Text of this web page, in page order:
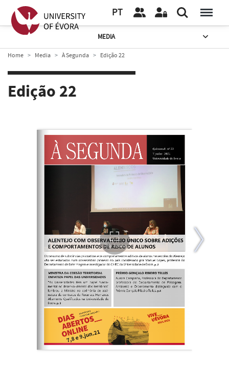
PT
MEDIA
Home Media À Segunda Edição 22
Edição 22